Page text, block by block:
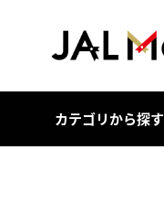
カテゴリから探す